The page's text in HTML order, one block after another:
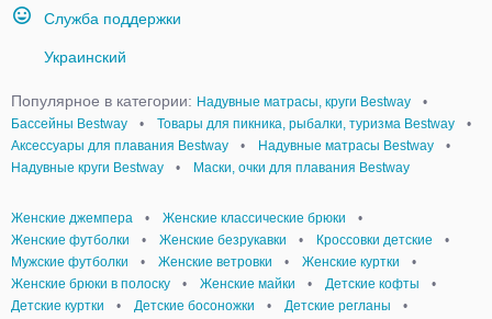
Служба поддержки
Украинский
Популярное в категории: Надувные матрасы, круги Bestway
•
Бассейны Bestway
• Товары для пикника, рыбалки, туризма Bestway
•
Аксессуары для плавания Bestway
• Надувные матрасы Bestway
•
Надувные круги Bestway
• Маски, очки для плавания Bestway
Женские джемпера • Женские классические брюки
•
Женские футболки
• Женские безрукавки • Кроссовки детские
•
Мужские футболки
• Женские ветровки • Женские куртки
•
Женские брюки в полоску
• Женские майки • Детские кофты
•
Детские куртки
• Детские босоножки • Детские регланы
•